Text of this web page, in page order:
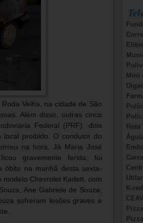
Velha, na cidade de São
Além disso, outras cinco
Federal (PRF), dois
proibido. O condutor do
na hora. Já Maria José
gravemente ferida, foi
óbito na manhã desta sexta-
Chevrolet Kadett, com
Ane Gabriele de Souza,
sofreram lesões graves e
Mini
Rota
K-